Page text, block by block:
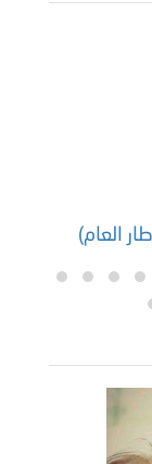
العام)